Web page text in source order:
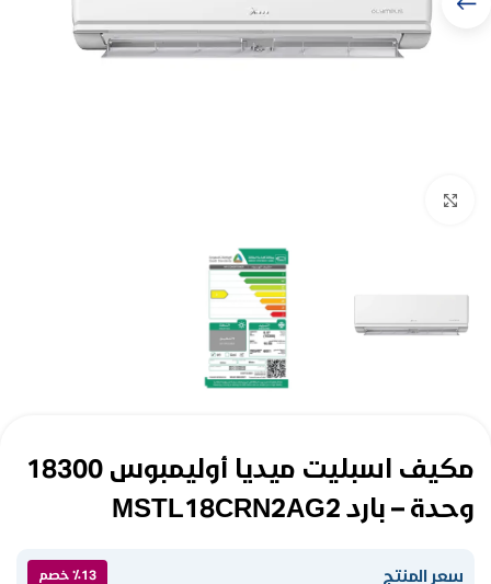
مكيف اسبليت ميديا ​​أوليمبوس 18300
وحدة – بارد MSTL18CRN2AG2
سعر المنتج ٪13 خصم